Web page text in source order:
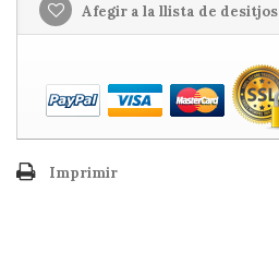
Afegir a la llista de desitjos
Imprimir